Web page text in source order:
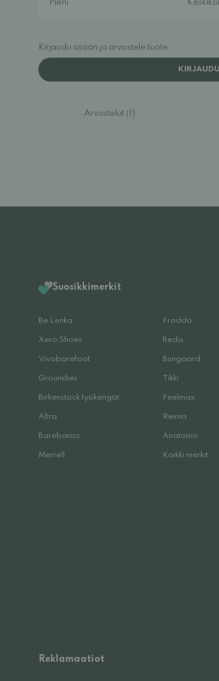
Kirjaudu sisään ja arvostele tuote.
Arvostelut (1)
Suosikkimerkit
Be Lenka Froddo
Xero Shoes Beda
Vivobarefoot Bungaard
Groundies Tikki
Birkenstock työkengät Feelmax
Altra Reima
Barebarics Anatomic
Merrell Kaikki merkit
Reklamaatiot